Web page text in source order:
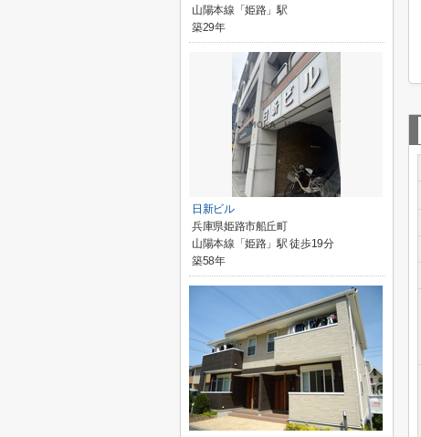
山陽本線「姫路」駅
築29年
日新ビル
兵庫県姫路市船丘町
山陽本線「姫路」駅 徒歩19分
築58年